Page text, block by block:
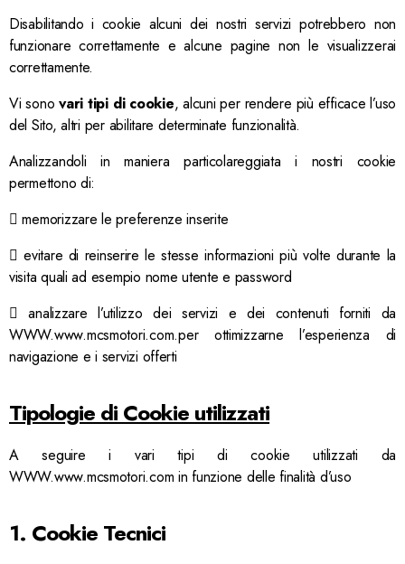
Disabilitando i cookie alcuni dei nostri servizi potrebbero non
funzionare correttamente e alcune pagine non le visualizzerai
correttamente.
Vi sonovari tipi di cookie, alcuni per rendere più efficace l’uso
del Sito, altri per abilitare determinate funzionalità.
Analizzandoli in maniera particolareggiata i nostri cookie
permettono di:
memorizzare le preferenze inserite
evitare di reinserire le stesse informazioni più volte durante la
visita quali ad esempio nome utente e password
analizzare l’utilizzo dei servizi e dei contenuti forniti da
WWW.www.mcsmotori.com.per ottimizzarne l’esperienza di
navigazione e i servizi offerti
Tipologie di Cookie utilizzati
A seguire i vari tipi di cookie utilizzati da
WWW.www.mcsmotori.com in funzione delle finalità d’uso
1. Cookie Tecnici